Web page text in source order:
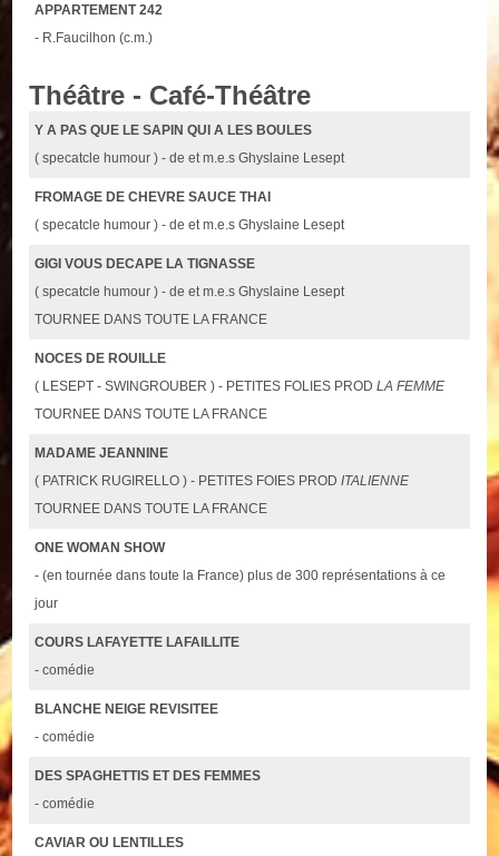
APPARTEMENT 242
- R.Faucilhon (c.m.)
Théâtre - Café-Théâtre
Y A PAS QUE LE SAPIN QUI A LES BOULES
( specatcle humour ) - de et m.e.s Ghyslaine Lesept
FROMAGE DE CHEVRE SAUCE THAI
( specatcle humour ) - de et m.e.s Ghyslaine Lesept
GIGI VOUS DECAPE LA TIGNASSE
( specatcle humour ) - de et m.e.s Ghyslaine Lesept
TOURNEE DANS TOUTE LA FRANCE
NOCES DE ROUILLE
( LESEPT - SWINGROUBER ) - PETITES FOLIES PRODLA FEMME
TOURNEE DANS TOUTE LA FRANCE
MADAME JEANNINE
( PATRICK RUGIRELLO ) - PETITES FOIES PRODITALIENNE
TOURNEE DANS TOUTE LA FRANCE
ONE WOMAN SHOW
- (en tournée dans toute la France) plus de 300 représentations à ce
jour
COURS LAFAYETTE LAFAILLITE
- comédie
BLANCHE NEIGE REVISITEE
- comédie
DES SPAGHETTIS ET DES FEMMES
- comédie
CAVIAR OU LENTILLES